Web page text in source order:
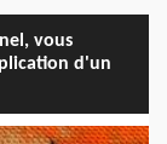
vous
d'un